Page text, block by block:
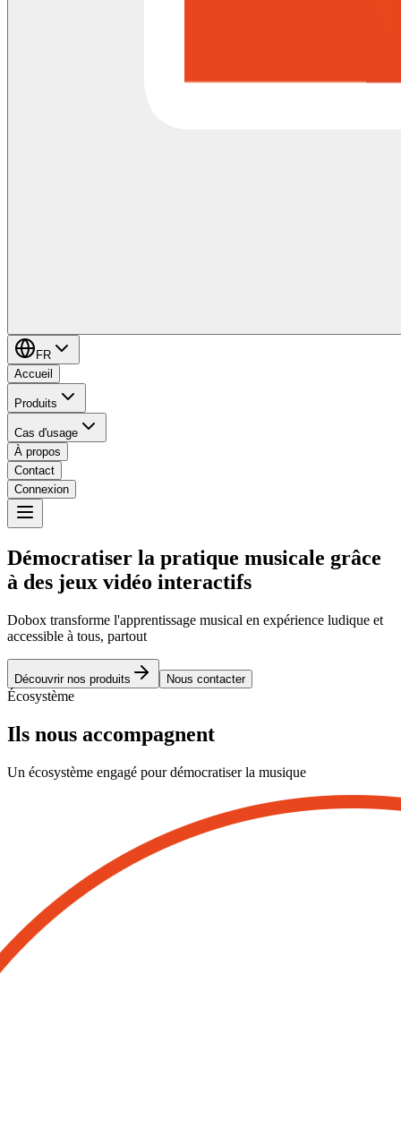
FR
Accueil
Produits
Cas d'usage
À propos
Contact
Connexion
Démocratiser la pratique musicale grâce
à des jeux vidéo interactifs
Dobox transforme l'apprentissage musical en expérience ludique et
accessible à tous, partout
Découvrir nos produits Nous contacter
Écosystème
Ils nous accompagnent
Un écosystème engagé pour démocratiser la musique